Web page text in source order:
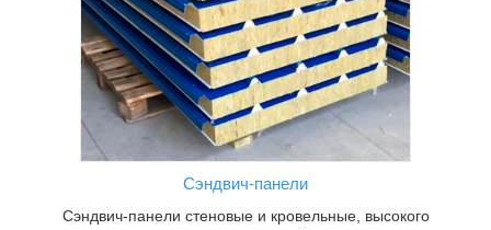
Сэндвич-панели
Сэндвич-панели стеновые и кровельные, высокого